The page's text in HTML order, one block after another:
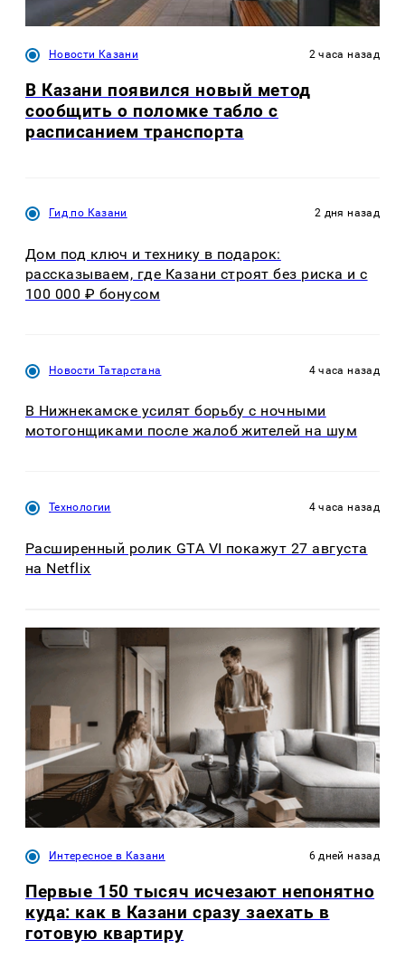
Новости Казани 2 часа назад
В Казани появился новый метод
сообщить о поломке табло с
расписанием транспорта
Гид по Казани 2 дня назад
Дом под ключ и технику в подарок:
рассказываем, где Казани строят без риска и с
100 000 ₽ бонусом
Новости Татарстана 4 часа назад
В Нижнекамске усилят борьбу с ночными
мотогонщиками после жалоб жителей на шум
Технологии 4 часа назад
Расширенный ролик GTA VI покажут 27 августа
на Netflix
Интересное в Казани 6 дней назад
Первые 150 тысяч исчезают непонятно
куда: как в Казани сразу заехать в
готовую квартиру